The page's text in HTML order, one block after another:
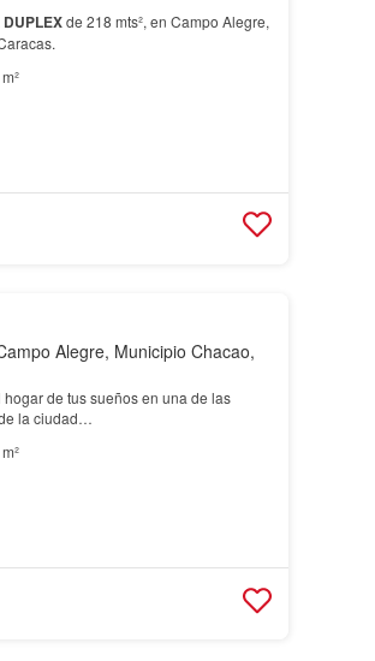
DUPLEXde 218 mts², en Campo Alegre,
Alegre, Municipio Chacao,
de tus sueños en una de las
la ciudad…